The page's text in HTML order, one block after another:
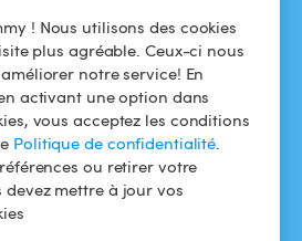
! Nous utilisons des cookies
plus agréable. Ceux-ci nous
notre service! En
activant une option dans
vous acceptez les conditions
Politique de confidentialité.
ou retirer votre
mettre à jour vos
ma piscine
ça
?
confidentialité
Mentions légales
TÉLÉCHARGEZ L'APP